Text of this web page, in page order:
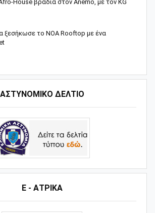
House βραδιά στον Anemo, με τον KG
ξεσήκωσε το NOA Rooftop με ένα
ΑΣΤΥΝΟΜΙΚΟ ΔΕΛΤΙΟ
Ε - ΑΤΡΙΚΑ